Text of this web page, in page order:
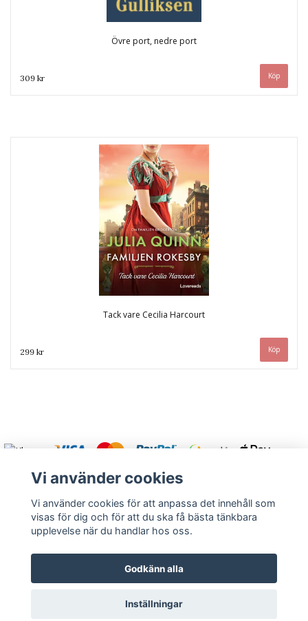
Övre port, nedre port
309 kr
Tack vare Cecilia Harcourt
299 kr
Varmt välkommen att kontakta oss.
© Copyright 2026 Rutströms bokhandel
Vi använder cookies
Vi använder cookies för att anpassa det innehåll som
visas för dig och för att du ska få bästa tänkbara
upplevelse när du handlar hos oss.
Godkänn alla
Inställningar